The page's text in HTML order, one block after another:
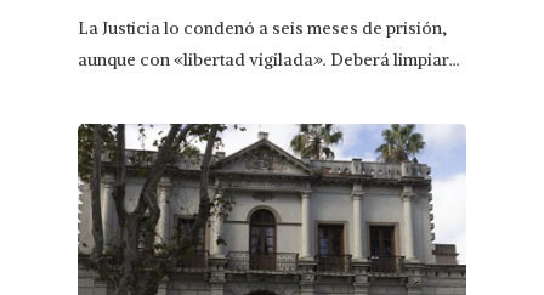
La Justicia lo condenó a seis meses de prisión,
aunque con «libertad vigilada». Deberá limpiar…